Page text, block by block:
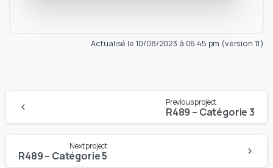
Actualisé le 10/08/2023 à 06:45 pm (version 1.1)
Reading
Previous project
R489 – Catégorie 3
Next project
R489 – Catégorie 5